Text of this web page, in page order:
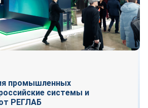
промышленных
системы и
РЕГЛАБ